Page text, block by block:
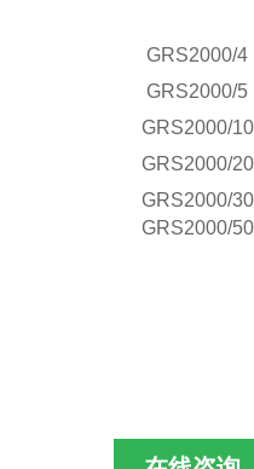
GRS2000/4
GRS2000/5
GRS2000/10
GRS2000/20
GRS2000/30
GRS2000/50